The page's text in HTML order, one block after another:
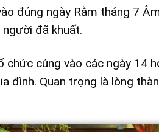
đúng ngày Rằm tháng 7
đã khuất.
chức cúng vào các ngày 14
đình. Quan trọng là lòng